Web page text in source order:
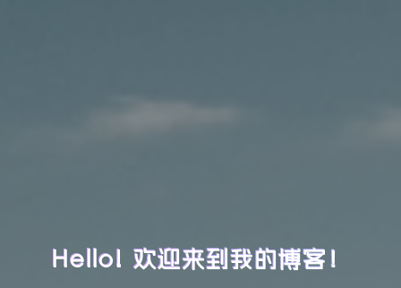
Hello! 欢迎来到我的博客！